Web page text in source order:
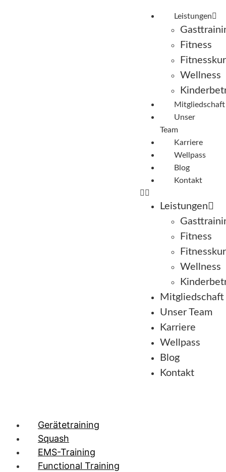
Leistungen
Fitness
Wellness
Mitgliedschaft
Unser
Team
Karriere
Wellpass
Blog
Kontakt
Leistungen
Fitness
Wellness
Mitgliedschaft
Unser Team
Karriere
Wellpass
Blog
Kontakt
Gerätetraining
Squash
EMS-Training
Functional Training